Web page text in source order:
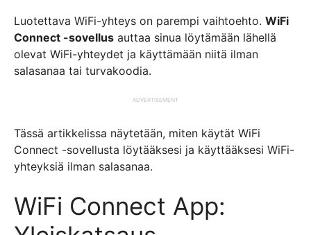
Luotettava WiFi-yhteys on parempi vaihtoehto. WiFi
Connect -sovellus auttaa sinua löytämään lähellä
olevat WiFi-yhteydet ja käyttämään niitä ilman
salasanaa tai turvakoodia.
ADVERTISEMENT
Tässä artikkelissa näytetään, miten käytät WiFi
Connect -sovellusta löytääksesi ja käyttääksesi WiFi-
yhteyksiä ilman salasanaa.
WiFi Connect App: